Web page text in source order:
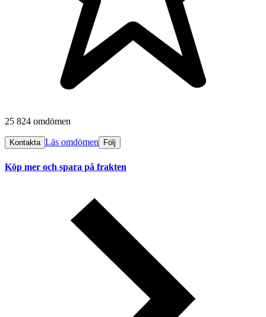
25 824 omdömen
Kontakta Läs omdömen Följ
Köp mer och spara på frakten